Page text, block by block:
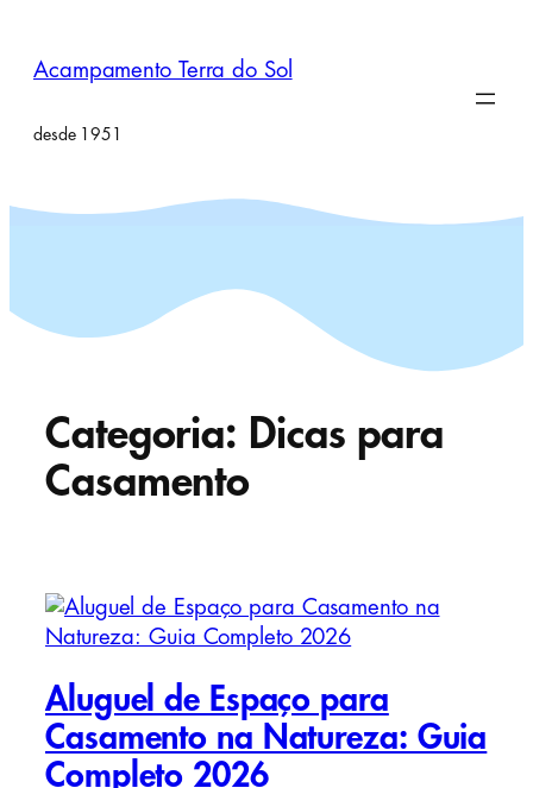
Acampamento Terra do Sol
desde 1951
Categoria: Dicas para
Casamento
Aluguel de Espaço para
Casamento na Natureza: Guia
Completo 2026